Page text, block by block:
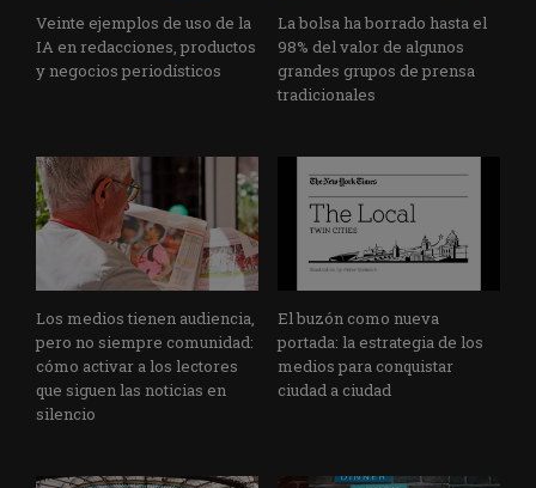
Veinte ejemplos de uso de la
IA en redacciones, productos
y negocios periodísticos
La bolsa ha borrado hasta el
98% del valor de algunos
grandes grupos de prensa
tradicionales
Los medios tienen audiencia,
pero no siempre comunidad:
cómo activar a los lectores
que siguen las noticias en
silencio
El buzón como nueva
portada: la estrategia de los
medios para conquistar
ciudad a ciudad